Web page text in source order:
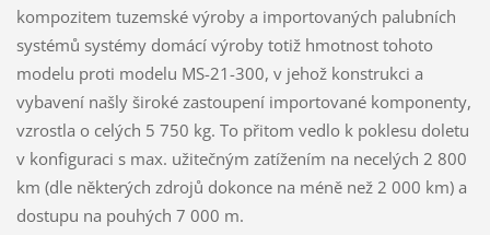
kompozitem tuzemské výroby a importovaných palubních
systémů systémy domácí výroby totiž hmotnost tohoto
modelu proti modelu MS-21-300, v jehož konstrukci a
vybavení našly široké zastoupení importované komponenty,
vzrostla o celých 5 750 kg. To přitom vedlo k poklesu doletu
v konfiguraci s max. užitečným zatížením na necelých 2 800
km (dle některých zdrojů dokonce na méně než 2 000 km) a
dostupu na pouhých 7 000 m.